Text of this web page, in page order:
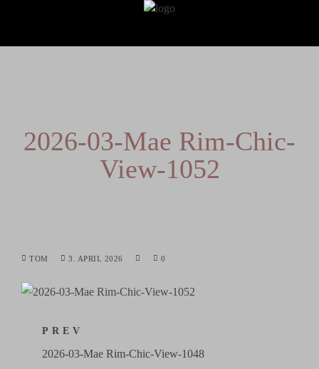
2026-03-Mae Rim-Chic-
View-1052
TOM 3. APRIL 2026 0
PREV
2026-03-Mae Rim-Chic-View-1048